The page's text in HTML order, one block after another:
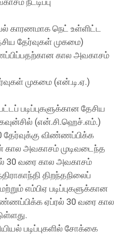
காரணமாக நெட் உள்ளிட்ட
தேர்வுகள் முகமை)
கால அவகாசம்
முகமை (என்.டி.ஏ.)
படிப்புகளுக்கான தேசிய
(என்.சி.ஹெச்.எம்.)
தேர்வுக்கு விண்ணப்பிக்க
கால அவகாசம் முடிவடைந்த
30 வரை கால அவகாசம்
திறந்தநிலைப்
எம்பிஏ படிப்புகளுக்கான
ஏப்ரல் 30 வரை கால
படிப்புகளில் சோக்கை